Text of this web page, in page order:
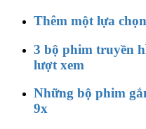
Thêm một lựa
3 bộ phim truyền
lượt xem
Những bộ phim
9x